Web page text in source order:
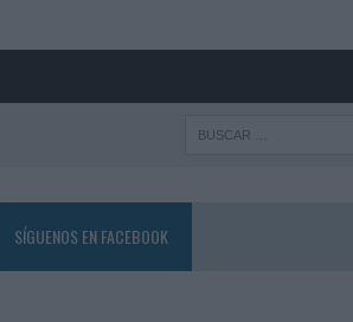
SÍGUENOS EN FACEBOOK